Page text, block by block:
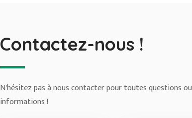
Contactez-nous !
N'hésitez pas à nous contacter pour toutes questions ou
informations !